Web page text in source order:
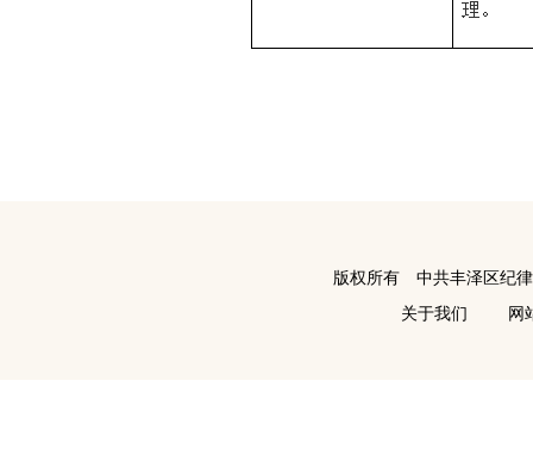
版权所有 中共丰泽区纪
关于我们
网